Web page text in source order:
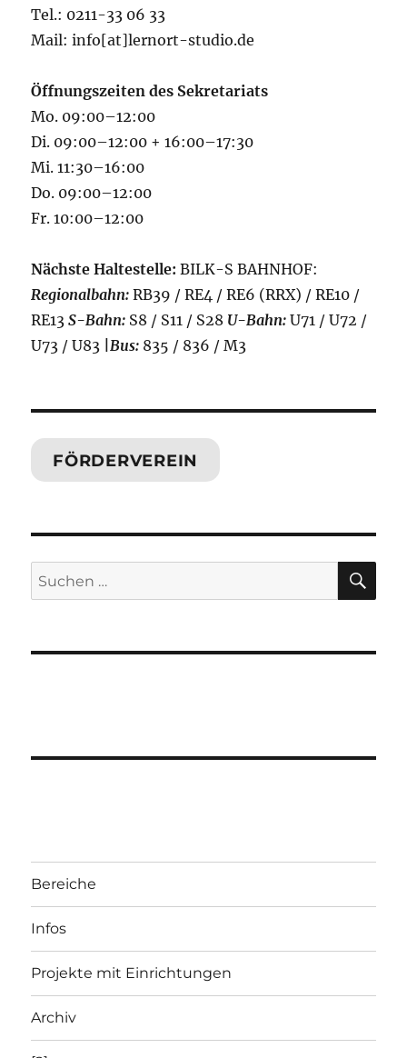
Tel.: 0211-33 06 33
Mail: info[at]lernort-studio.de
Öffnungszeiten des Sekretariats
Mo. 09:00–12:00
Di. 09:00–12:00 + 16:00–17:30
Mi. 11:30–16:00
Do. 09:00–12:00
Fr. 10:00–12:00
Nächste Haltestelle: BILK-S BAHNHOF:
Regionalbahn: RB39 / RE4 / RE6 (RRX) / RE10 /
RE13S-Bahn: S8 / S11 / S28 U-Bahn: U71 / U72 /
U73 / U83 |Bus: 835 / 836 / M3
FÖRDERVEREIN
Suchen
nach:
Bereiche
Infos
Projekte mit Einrichtungen
Archiv